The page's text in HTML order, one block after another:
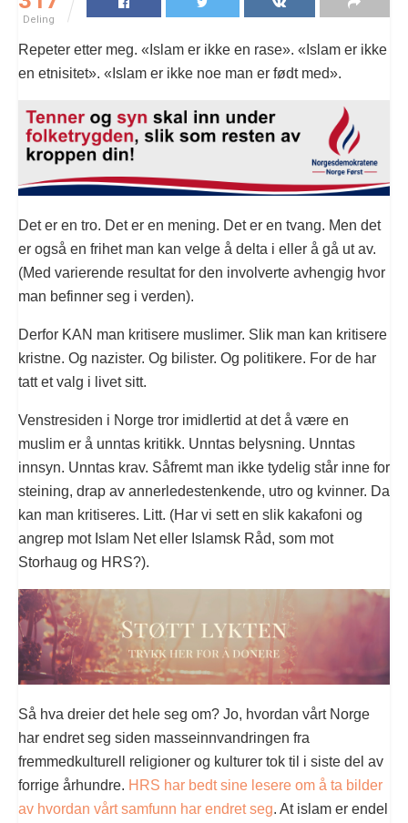
Deling
Repeter etter meg. «Islam er ikke en rase». «Islam er ikke
en etnisitet». «Islam er ikke noe man er født med».
Det er en tro. Det er en mening. Det er en tvang. Men det
er også en frihet man kan velge å delta i eller å gå ut av.
(Med varierende resultat for den involverte avhengig hvor
man befinner seg i verden).
Derfor KAN man kritisere muslimer. Slik man kan kritisere
kristne. Og nazister. Og bilister. Og politikere. For de har
tatt et valg i livet sitt.
Venstresiden i Norge tror imidlertid at det å være en
muslim er å unntas kritikk. Unntas belysning. Unntas
innsyn. Unntas krav. Såfremt man ikke tydelig står inne for
steining, drap av annerledestenkende, utro og kvinner. Da
kan man kritiseres. Litt. (Har vi sett en slik kakafoni og
angrep mot Islam Net eller Islamsk Råd, som mot
Storhaug og HRS?).
Så hva dreier det hele seg om? Jo, hvordan vårt Norge
har endret seg siden masseinnvandringen fra
fremmedkulturell religioner og kulturer tok til i siste del av
forrige århundre. HRS har bedt sine lesere om å ta bilder
av hvordan vårt samfunn har endret seg. At islam er endel